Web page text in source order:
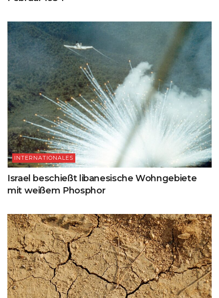
INTERNATIONALES
Israel beschießt libanesische Wohngebiete
mit weißem Phosphor